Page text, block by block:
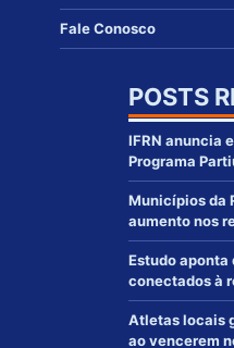
Fale Conosco
POSTS
IFRN anuncia
Programa
Municípios da
aumento nos
Estudo aponta
conectados à
Atletas locais
ao vencerem